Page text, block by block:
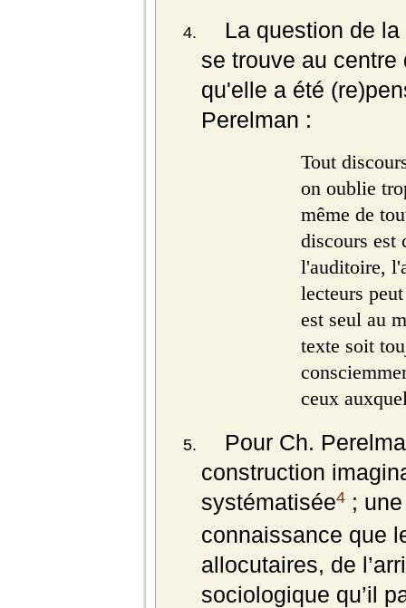
La question de
se trouve au
qu'elle a été
Perelman :
Tout
on oublie
même de
discours est
l'auditoire,
lecteurs
est seul au
texte soit
ceux
Pour Ch.
construction
systématisée4 ;
connaissance que
allocutaires, de
sociologique qu’il